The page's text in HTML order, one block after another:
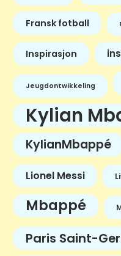
Fransk fotball
Inspirasjon
Jeugdontwikkeling
Kylian
KylianMbappé
Lionel Messi
Mbappé
Paris Saint-